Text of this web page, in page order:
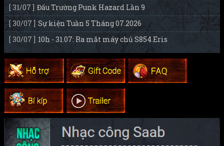
[ 31/07 ] Đấu Trường Punk Hazard Lần 9
[ 30/07 ] Sự kiện Tuần 5 Tháng 07.2026
[ 30/07 ] 10h - 31.07: Ra mắt máy chủ S854.Eris